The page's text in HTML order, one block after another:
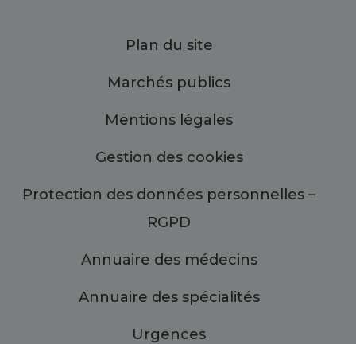
Plan du site
Marchés publics
Mentions légales
Gestion des cookies
Protection des données personnelles –
RGPD
Annuaire des médecins
Annuaire des spécialités
Urgences